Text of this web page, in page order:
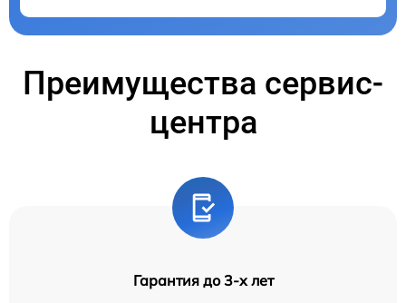
Преимущества сервис-
центра
Гарантия до 3-х лет